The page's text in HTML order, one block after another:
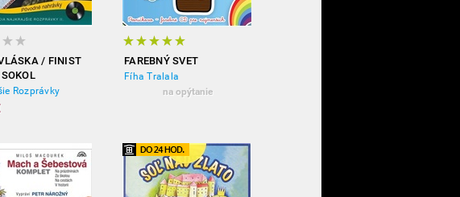
/ FINIST
Rozprávky
FAREBNÝ SVET
Fíha Tralala
na opýtanie